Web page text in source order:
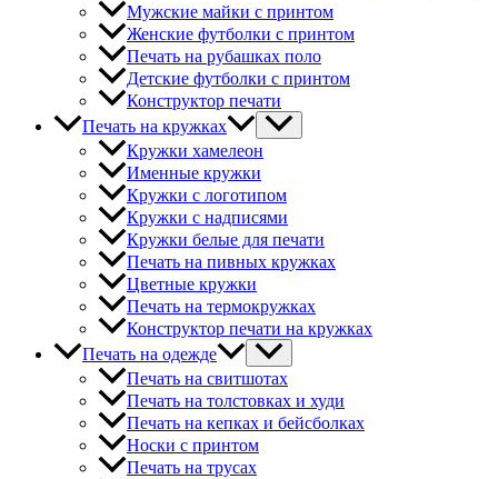
Мужские майки с принтом
Женские футболки с принтом
Печать на рубашках поло
Детские футболки с принтом
Конструктор печати
Печать на кружках
Кружки хамелеон
Именные кружки
Кружки с логотипом
Кружки с надписями
Кружки белые для печати
Печать на пивных кружках
Цветные кружки
Печать на термокружках
Конструктор печати на кружках
Печать на одежде
Печать на свитшотах
Печать на толстовках и худи
Печать на кепках и бейсболках
Носки с принтом
Печать на трусах